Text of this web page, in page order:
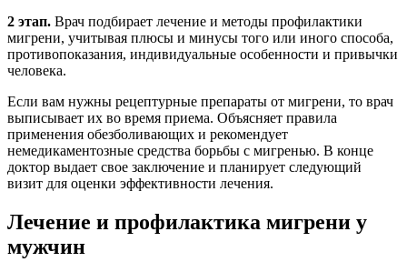
2 этап. Врач подбирает лечение и методы профилактики
мигрени, учитывая плюсы и минусы того или иного способа,
противопоказания, индивидуальные особенности и привычки
человека.
Если вам нужны рецептурные препараты от мигрени, то врач
выписывает их во время приема. Объясняет правила
применения обезболивающих и рекомендует
немедикаментозные средства борьбы с мигренью. В конце
доктор выдает свое заключение и планирует следующий
визит для оценки эффективности лечения.
Лечение и профилактика мигрени у
мужчин